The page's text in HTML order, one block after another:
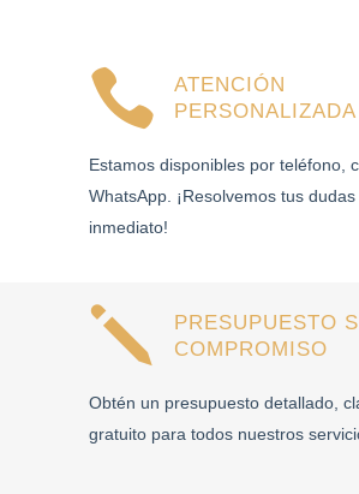
ATENCIÓN
PERSONALIZADA
Estamos disponibles por teléfono,
WhatsApp. ¡Resolvemos tus
inmediato!
PRESUPUESTO
COMPROMISO
Obtén un presupuesto detallado,
gratuito para todos nuestros